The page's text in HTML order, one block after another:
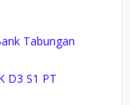
Tabungan
D3 S1 PT